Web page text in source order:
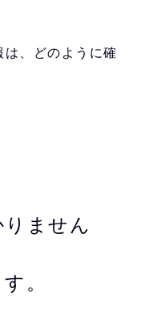
、どのように確
ません
。